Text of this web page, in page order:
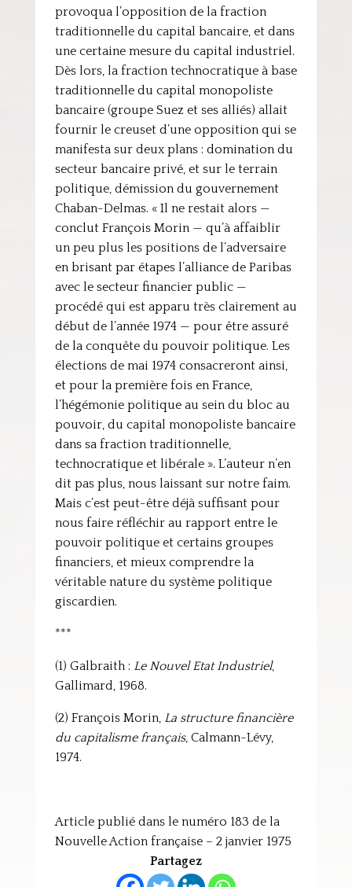
provoqua l’opposition de la fraction
traditionnelle du capital bancaire, et dans
une certaine mesure du capital industriel.
Dès lors, la fraction technocratique à base
traditionnelle du capital monopoliste
bancaire (groupe Suez et ses alliés) allait
fournir le creuset d’une opposition qui se
manifesta sur deux plans : domination du
secteur bancaire privé, et sur le terrain
politique, démission du gouvernement
Chaban-Delmas. « Il ne restait alors —
conclut François Morin — qu’à affaiblir
un peu plus les positions de l’adversaire
en brisant par étapes l’alliance de Paribas
avec le secteur financier public —
procédé qui est apparu très clairement au
début de l’année 1974 — pour être assuré
de la conquête du pouvoir politique. Les
élections de mai 1974 consacreront ainsi,
et pour la première fois en France,
l’hégémonie politique au sein du bloc au
pouvoir, du capital monopoliste bancaire
dans sa fraction traditionnelle,
technocratique et libérale ». L’auteur n’en
dit pas plus, nous laissant sur notre faim.
Mais c’est peut-être déjà suffisant pour
nous faire réfléchir au rapport entre le
pouvoir politique et certains groupes
financiers, et mieux comprendre la
véritable nature du système politique
giscardien.
***
(1) Galbraith : Le Nouvel Etat Industriel,
Gallimard, 1968.
(2) François Morin, La structure financière
du capitalisme français, Calmann-Lévy,
1974.
Article publié dans le numéro 183 de la
Nouvelle Action française – 2 janvier 1975
Partagez